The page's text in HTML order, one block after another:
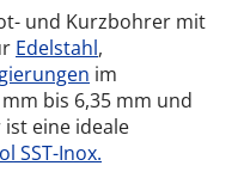
und Kurzbohrer mit
Edelstahl,
im
bis 6,35 mm und
eine ideale
SST-Inox.